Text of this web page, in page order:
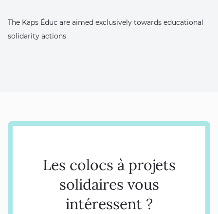
The Kaps Éduc are aimed exclusively towards educational
solidarity actions
Les colocs à projets
solidaires vous
intéressent ?